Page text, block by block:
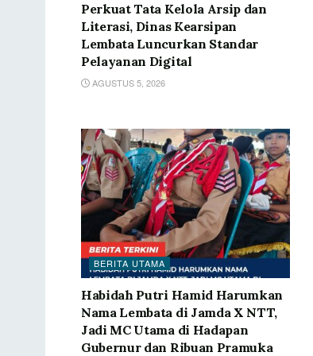
Perkuat Tata Kelola Arsip dan
Literasi, Dinas Kearsipan
Lembata Luncurkan Standar
Pelayanan Digital
AGUSTUS 5, 2026
BERITA UTAMA
Habidah Putri Hamid Harumkan
Nama Lembata di Jamda X NTT,
Jadi MC Utama di Hadapan
Gubernur dan Ribuan Pramuka